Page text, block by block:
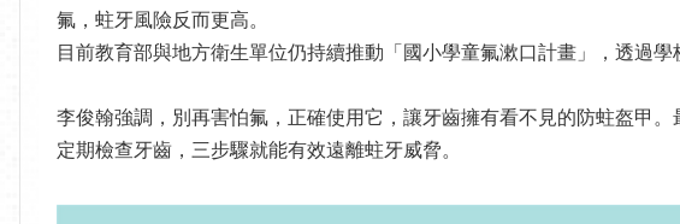
氟，蛀牙風險反而更高。
目前教育部與地方衛生單位仍持續推動「國小學童氟漱口計畫」，透過
李俊翰強調，別再害怕氟，正確使用它，讓牙齒擁有看不見的防蛀盔甲
定期檢查牙齒，三步驟就能有效遠離蛀牙威脅。